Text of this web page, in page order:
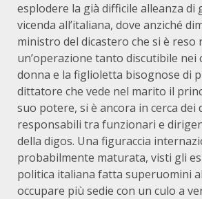
esplodere la già difficile alleanza di
vicenda all’italiana, dove anziché
ministro del dicastero che si è reso
un’operazione tanto discutibile
donna e la figlioletta bisognose di
dittatore che vede nel marito il
suo potere, si è ancora in cerca dei
responsabili tra funzionari e
della digos. Una figuraccia
probabilmente maturata, visti gli
politica italiana fatta superuomini
occupare più sedie con un culo a